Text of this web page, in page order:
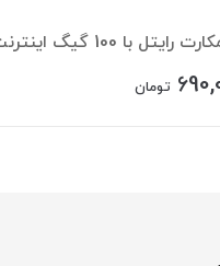
با 100 گیگ اینترنت 3 ماهه
تومان